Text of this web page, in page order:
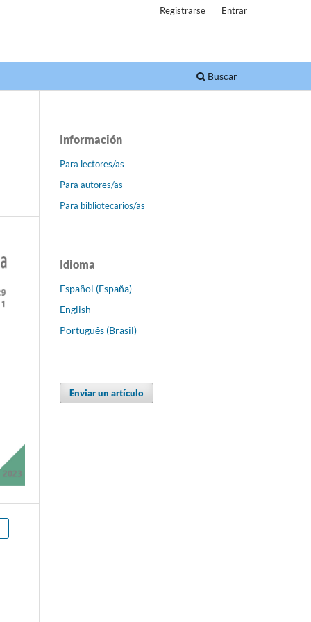
Buscar
Registrarse Entrar
Información
Para lectores/as
Para autores/as
Para bibliotecarios/as
Idioma
Español (España)
English
Português (Brasil)
Enviar un artículo